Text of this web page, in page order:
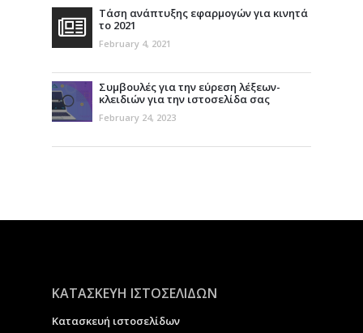
Τάση ανάπτυξης εφαρμογών για κινητά
το 2021
February 4, 2021
Συμβουλές για την εύρεση λέξεων-
κλειδιών για την ιστοσελίδα σας
February 24, 2023
ΚΑΤΑΣΚΕΥΗ ΙΣΤΟΣΕΛΙΔΩΝ
Κατασκευή ιστοσελίδων